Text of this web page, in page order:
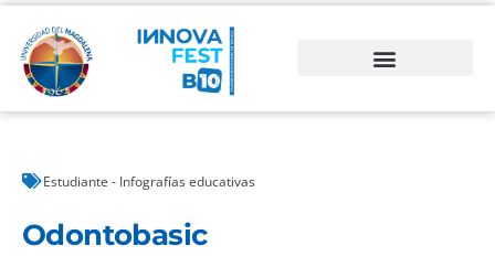
Estudiante - Infografías educativas
Odontobasic